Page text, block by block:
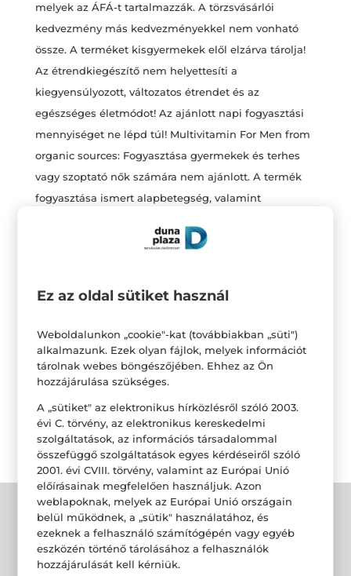
melyek az ÁFÁ-t tartalmazzák. A törzsvásárlói
kedvezmény más kedvezményekkel nem vonható
össze. A terméket kisgyermekek elől elzárva tárolja!
Az étrendkiegészítő nem helyettesíti a
kiegyensúlyozott, változatos étrendet és az
egészséges életmódot! Az ajánlott napi fogyasztási
mennyiséget ne lépd túl! Multivitamin For Men from
organic sources: Fogyasztása gyermekek és terhes
vagy szoptató nők számára nem ajánlott. A termék
fogyasztása ismert alapbetegség, valamint
minden esetben olvassa el a termékek címkéjén,
információt és figyelmeztetéseket!
*A törzsvásárlói program részletes szabályai a
https://shop.biotechusa.hu/account/register oldalon
találhatóak.
Ez az oldal sütiket használ
Weboldalunkon „cookie"-kat (továbbiakban „süti")
alkalmazunk. Ezek olyan fájlok, melyek információt
tárolnak webes böngészőjében. Ehhez az Ön
hozzájárulása szükséges.
A „sütiket" az elektronikus hírközlésről szóló 2003.
évi C. törvény, az elektronikus kereskedelmi
szolgáltatások, az információs társadalommal
összefüggő szolgáltatások egyes kérdéseiről szóló
2001. évi CVIII. törvény, valamint az Európai Unió
előírásainak megfelelően használjuk. Azon
weblapoknak, melyek az Európai Unió országain
belül működnek, a „sütik" használatához, és
ezeknek a felhasználó számítógépén vagy egyéb
eszközén történő tárolásához a felhasználók
hozzájárulását kell kérniük.